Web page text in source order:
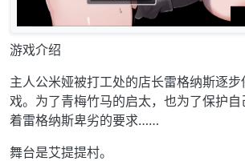
游戏介绍
主人公米娅被打工处的店长雷格纳斯逐
戏。为了青梅竹马的启太，也为了保护
着雷格纳斯卑劣的要求……
舞台是艾提提村。